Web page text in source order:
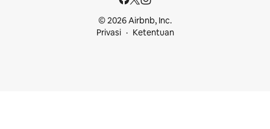
© 2026 Airbnb, Inc.
Privasi
Ketentuan